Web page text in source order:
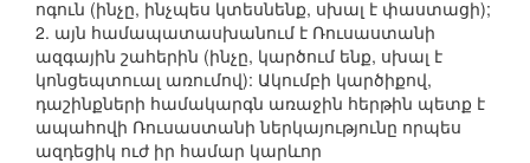
ոգուն (ինչը, ինչպես կտեսնենք, սխալ է փաստացի);
2. այն համապատասխանում է Ռուսաստանի
ազգային շահերին (ինչը, կարծում ենք, սխալ է
կոնցեպտուալ առումով): Ակումբի կարծիքով,
դաշինքների համակարգն առաջին հերթին պետք է
ապահովի Ռուսաստանի ներկայությունը որպես
ազդեցիկ ուժ իր համար կարևոր